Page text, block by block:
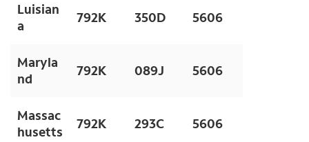
Luisian
a
792K 350D 5606
Maryla
nd
792K 089J 5606
Massac
husetts
792K 293C 5606